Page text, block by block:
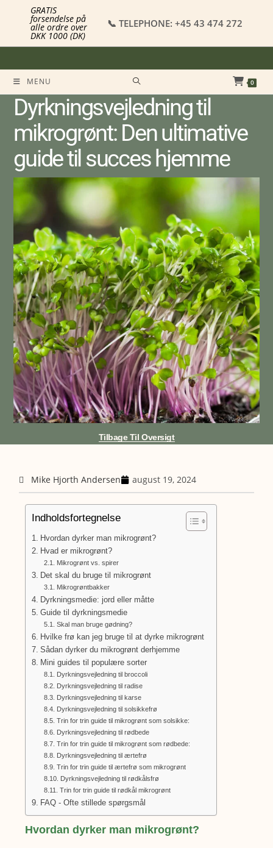
📞 TELEPHONE: +45 43 474 272
GRATIS
forsendelse på
alle ordre over
DKK 1000 (DK)
0
MENU
Dyrkningsvejledning til
mikrogrønt: Den ultimative
guide til succes hjemme
Tilbage Til Oversigt
Mike Hjorth Andersen august 19, 2024
Indholdsfortegnelse
Hvordan dyrker man mikrogrønt?
Hvad er mikrogrønt?
Mikrogrønt vs. spirer
Det skal du bruge til mikrogrønt
Mikrogrøntbakker
Dyrkningsmedie: jord eller måtte
Guide til dyrkningsmedie
Skal man bruge gødning?
Hvilke frø kan jeg bruge til at dyrke mikrogrønt
Sådan dyrker du mikrogrønt derhjemme
Mini guides til populære sorter
Dyrkningsvejledning til broccoli
Dyrkningsvejledning til radise
Dyrkningsvejledning til karse
Dyrkningsvejledning til solsikkefrø
Trin for trin guide til mikrogrønt som solsikke:
Dyrkningsvejledning til rødbede
Trin for trin guide til mikrogrønt som rødbede:
Dyrkningsvejledning til ærtefrø
Trin for trin guide til ærtefrø som mikrogrønt
Dyrkningsvejledning til rødkålsfrø
Trin for trin guide til rødkål mikrogrønt
FAQ - Ofte stillede spørgsmål
Hvordan dyrker man mikrogrønt?